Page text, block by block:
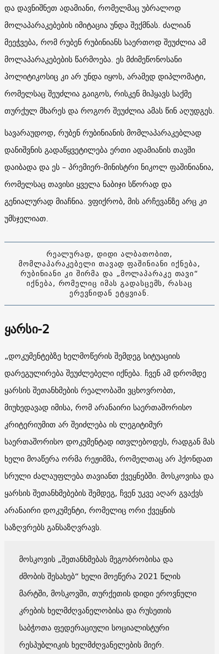
და დავნიშნეთ ადამიანი, რომელმაც უბრალოდ
მოლაპარაკებების იმიტაცია უნდა შექმნას. ძალიან
მეეჭვება, რომ რუბენ რუბინიანს საერთოდ შეუძლია ამ
მოლაპარაკებების წარმოება. ეს მძიმეწონოსანი
პოლიტიკოსიც კი არ უნდა იყოს, არამედ დიპლომატი,
რომელსაც შეუძლია გაიგოს, რისკენ მიჰყავს საქმე
თურქულ მხარეს და როგორ შეუძლია ამას წინ აღუდგეს.
სავარაუდოდ, რუბენ რუბინიანის მომლაპარაკებლად
დანიშვნის გადაწყვეტილება ერთი ადამიანის თავში
დაიბადა და ეს – პრემიერ-მინისტრი ნიკოლ ფაშინიანია,
რომელსაც თავისი ყველა ნაბიჯი სწორად და
გენიალურად მიაჩნია. ვფიქრობ, მის არჩევანზე არც კი
უმსჯელიათ.
რეალურად, დიდი ალბათობით,
მომლაპარაკებელი თავად ფაშინიანი იქნება,
რუბინიანი კი შირმა და „მოლაპარაკე თავი“
იქნება, რომელიც იმას გადასცემს, რასაც
ერევნიდან ეტყვიან.
ყარსი-2
„დოკუმენტებზე ხელმოწერის შემდეგ სიტუაციის
დარეგულირება შეუძლებელი იქნება. ჩვენ ამ დრომდე
ყარსის შეთანხმების რეალობაში ვცხოვრობთ,
მიუხედავად იმისა, რომ არანაირი საერთაშორისო
კრიტერიუმით არ შეიძლება ის ლეგიტიმურ
საერთაშორისო დოკუმენტად ითვლებოდეს, რადგან მას
ხელი მოაწერა ორმა რეჟიმმა, რომელთაც არ ჰქონდათ
სრული ძალაუფლება თავიანთ ქვეყნებში. მოსკოვისა და
ყარსის შეთანხმებების შემდეგ, ჩვენ უკვე აღარ გვაქვს
არანაირი დოკუმენტი, რომელიც ორი ქვეყნის
საზღვრებს განსაზღვრავს.
მოსკოვის „შეთანხმებას მეგობრობისა და
ძმობის შესახებ“ ხელი მოეწერა 2021 წლის
მარტში, მოსკოვში, თურქეთის დიდი ეროვნული
კრების ხელმძღვანელობისა და რუსეთის
საბჭოთა ფედერაციული სოციალისტური
რესპუბლიკის ხელმძღვანელების მიერ.